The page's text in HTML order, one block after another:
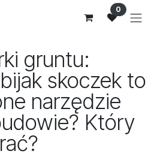
0
gruntu:
skoczek to
narzędzie
Który